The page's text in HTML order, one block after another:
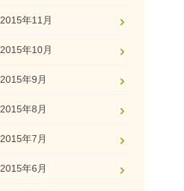
2015年11月
2015年10月
2015年9月
2015年8月
2015年7月
2015年6月